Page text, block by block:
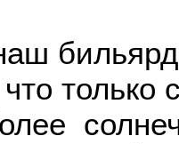
только